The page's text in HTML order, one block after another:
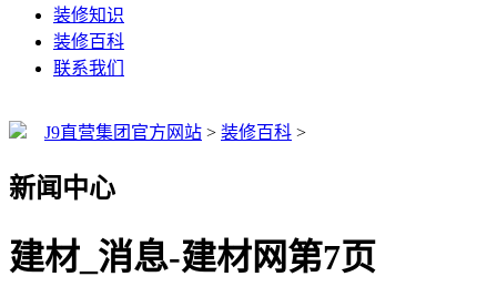
装修知识
装修百科
联系我们
J9直营集团官方网站 > 装修百科 >
新闻中心
建材_消息-建材网第7页